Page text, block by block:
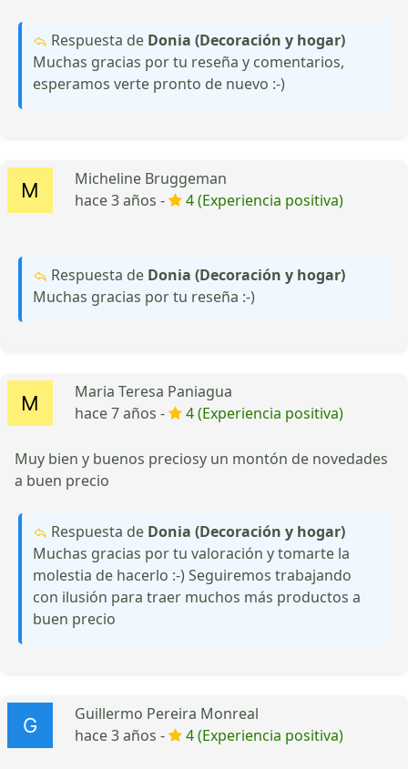
Respuesta de Donia (Decoración y hogar)
Muchas gracias por tu reseña y comentarios,
esperamos verte pronto de nuevo :-)
Micheline Bruggeman
hace 3 años -
4 (Experiencia positiva)
Respuesta de Donia (Decoración y hogar)
Muchas gracias por tu reseña :-)
Maria Teresa Paniagua
hace 7 años -
4 (Experiencia positiva)
Muy bien y buenos preciosy un montón de novedades
a buen precio
Respuesta de Donia (Decoración y hogar)
Muchas gracias por tu valoración y tomarte la
molestia de hacerlo :-) Seguiremos trabajando
con ilusión para traer muchos más productos a
buen precio
Guillermo Pereira Monreal
hace 3 años -
4 (Experiencia positiva)